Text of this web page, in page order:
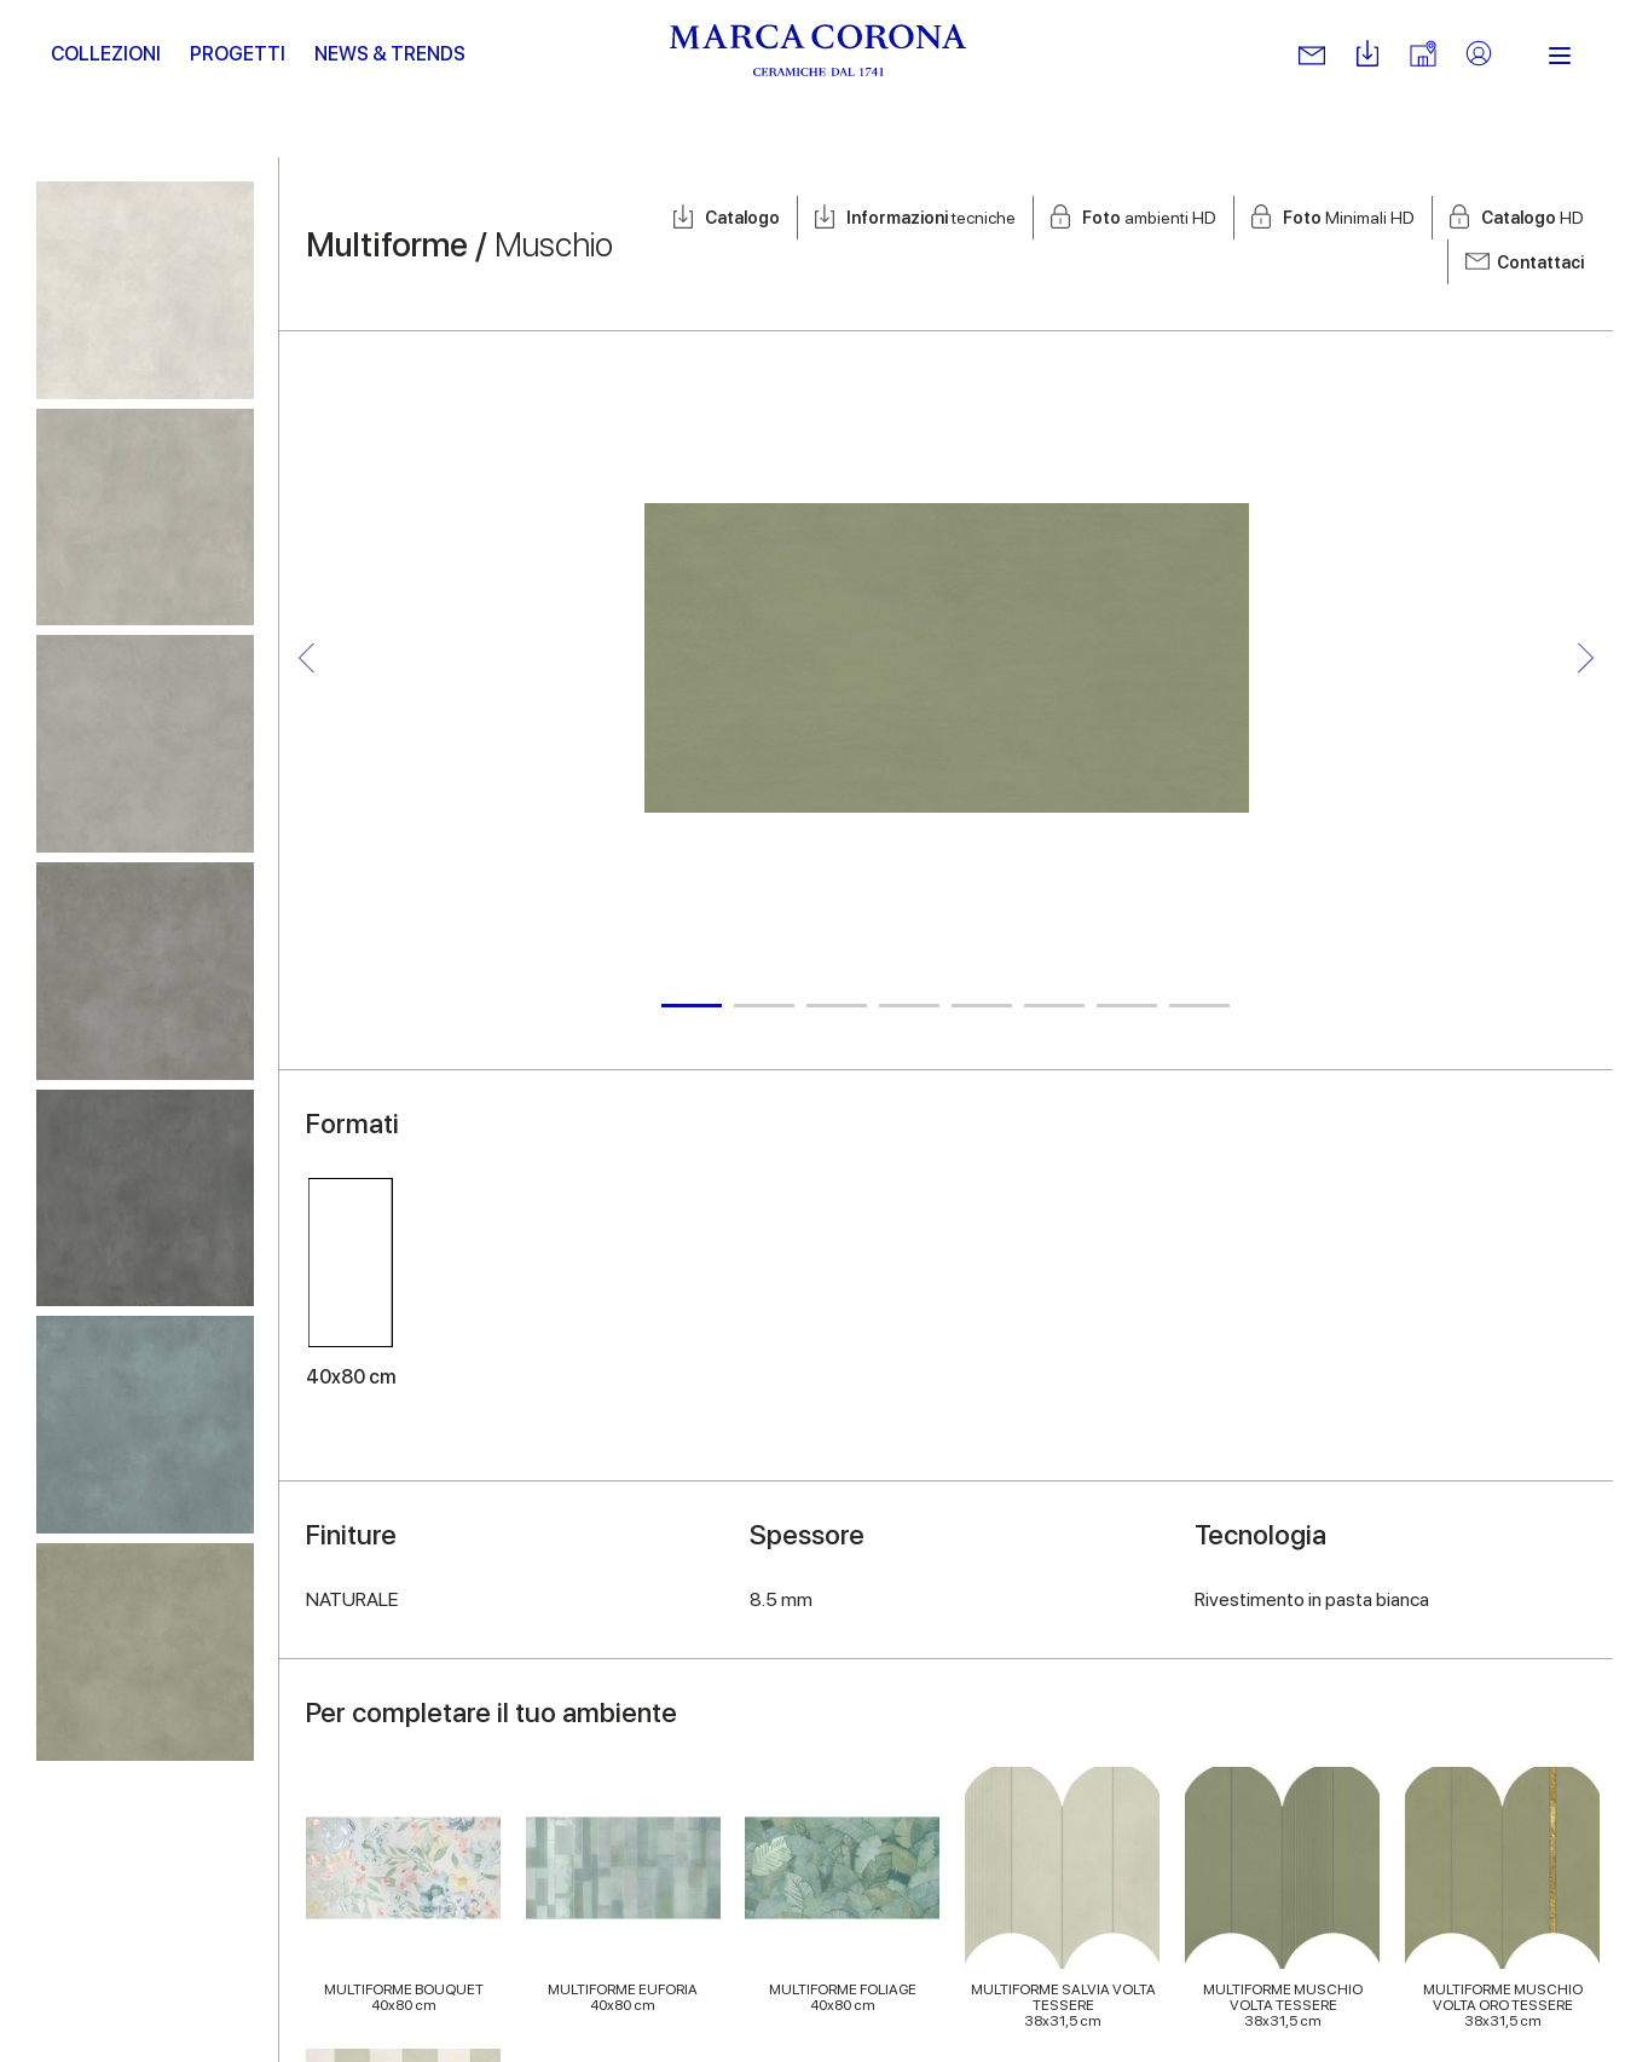
COLLEZIONI PROGETTI NEWS & TRENDS
Multiforme / Muschio
Catalogo Informazionitecniche Foto ambienti HD Foto Minimali HD Catalogo HD
Contattaci
Formati
40x80 cm
Finiture
NATURALE
Spessore
8.5 mm
Tecnologia
Rivestimento in pasta bianca
Per completare il tuo ambiente
MULTIFORME BOUQUET
40x80 cm
MULTIFORME EUFORIA
40x80 cm
MULTIFORME FOLIAGE
40x80 cm
MULTIFORME SALVIA VOLTA
TESSERE
38x31,5 cm
MULTIFORME MUSCHIO
VOLTA TESSERE
38x31,5 cm
MULTIFORME MUSCHIO
VOLTA ORO TESSERE
38x31,5 cm